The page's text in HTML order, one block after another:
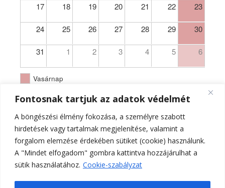
Fontosnak tartjuk az adatok védelmét
A böngészési élmény fokozása, a személyre szabott
hirdetések vagy tartalmak megjelenítése, valamint a
forgalom elemzése érdekében sütiket (cookie) használunk.
A "Mindet elfogadom" gombra kattintva hozzájárulhat a
sütik használatához. Cookie-szabályzat
17 18 19 20 21 22 23
24 25 26 27 28 29 30
31 1 2 3 4 5 6
Vasárnap